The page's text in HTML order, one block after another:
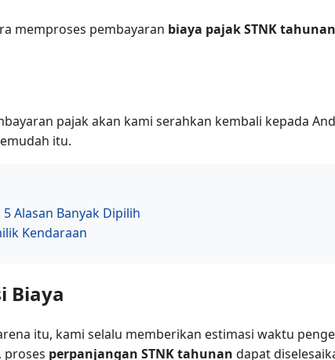
memproses pembayaran biaya pajak STNK tahunan
pajak akan kami serahkan kembali kepada
itu.
Alasan Banyak Dipilih
Kendaraan
Biaya
itu, kami selalu memberikan estimasi waktu
proses perpanjangan STNK tahunan dapat